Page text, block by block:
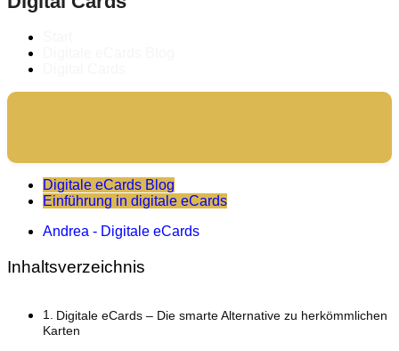
Digitale eCards Blog
Einführung in digitale eCards
Andrea - Digitale eCards
Inhaltsverzeichnis
Digitale eCards – Die smarte Alternative zu herkömmlichen
Karten